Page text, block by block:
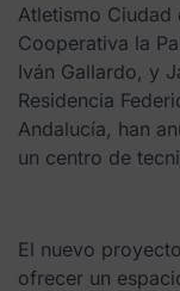
Atletismo Ciudad
Cooperativa la
Iván Gallardo, y
Residencia
Andalucía, han
un centro de
El nuevo
ofrecer un